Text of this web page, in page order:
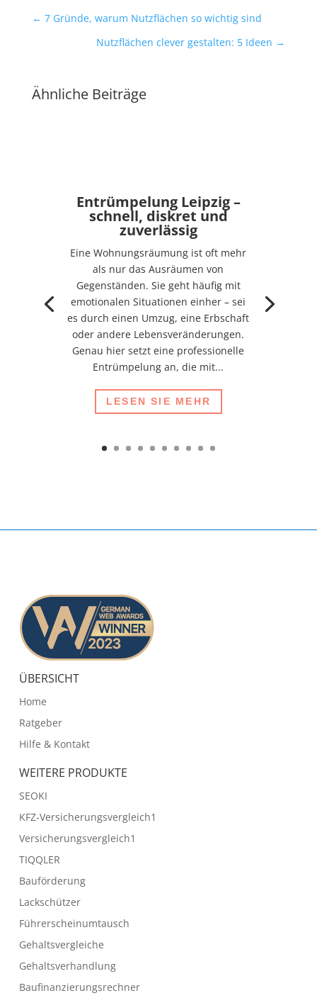
← 7 Gründe, warum Nutzflächen so wichtig sind
Nutzflächen clever gestalten: 5 Ideen →
Ähnliche Beiträge
Entrümpelung Leipzig –
schnell, diskret und
zuverlässig
Eine Wohnungsräumung ist oft mehr
als nur das Ausräumen von
Gegenständen. Sie geht häufig mit
emotionalen Situationen einher – sei
es durch einen Umzug, eine Erbschaft
oder andere Lebensveränderungen.
Genau hier setzt eine professionelle
Entrümpelung an, die mit...
LESEN SIE MEHR
ÜBERSICHT
Home
Ratgeber
Hilfe & Kontakt
WEITERE PRODUKTE
SEOKI
KFZ-Versicherungsvergleich1
Versicherungsvergleich1
TIQQLER
Bauförderung
Lackschützer
Führerscheinumtausch
Gehaltsvergleiche
Gehaltsverhandlung
Baufinanzierungsrechner